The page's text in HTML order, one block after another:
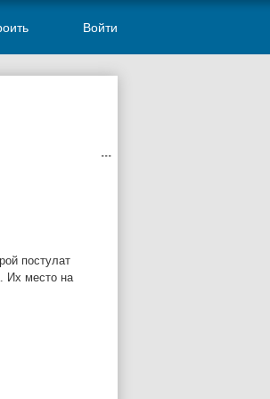
Войти
...
постулат
Их место на